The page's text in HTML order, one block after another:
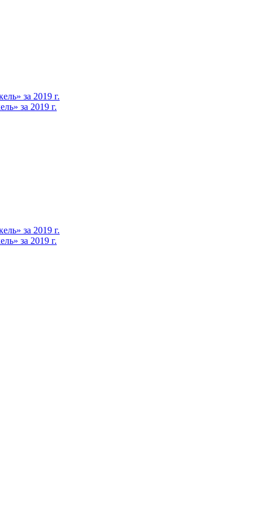
за 2019 г.
за 2019 г.
за 2019 г.
за 2019 г.